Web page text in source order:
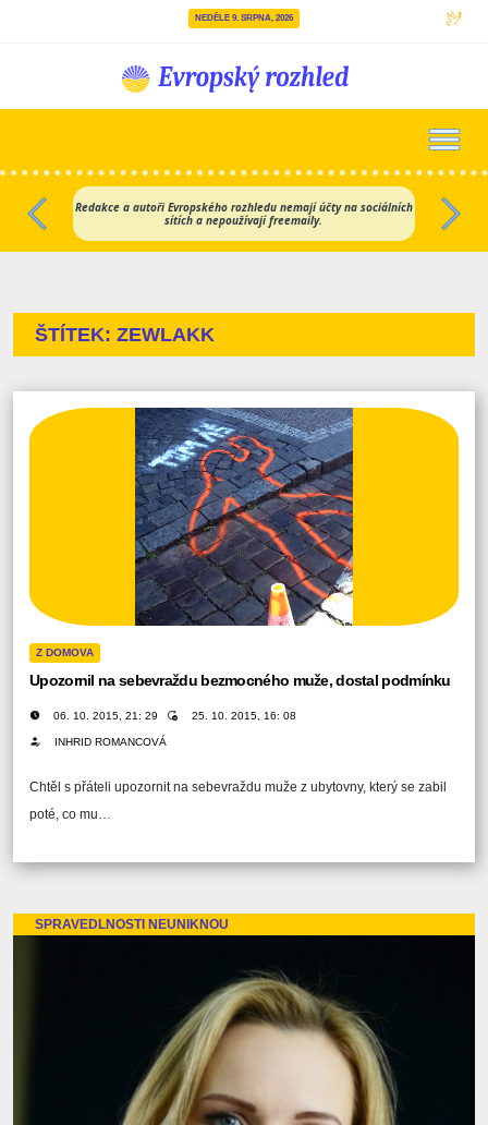
NEDĚLE 9. SRPNA, 2026
Předchozí
Redakce a autoři Evropského rozhledu nemají účty na sociálních
sítích a nepoužívají freemaily.
ŠTÍTEK: ZEWLAKK
Z DOMOVA
Upozornil na sebevraždu bezmocného muže, dostal podmínku
06. 10. 2015, 21: 29 25. 10. 2015, 16: 08
INHRID ROMANCOVÁ
Chtěl s přáteli upozornit na sebevraždu muže z ubytovny, který se zabil
poté, co mu…
SPRAVEDLNOSTI NEUNIKNOU